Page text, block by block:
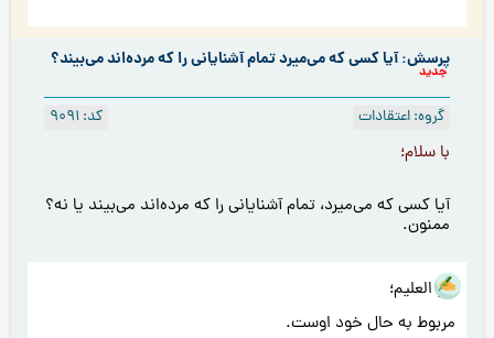
پرسش: آیا كسى كه می‌میرد تمام آشنايانى را كه مرده‌اند می‌بيند؟
جدید
کد: 9091 گروه: اعتقادات
با سلام؛
آیا كسى كه می‌میرد، تمام آشنايانى را كه مرده‌اند می‌بيند يا نه؟
ممنون.
هو العلیم؛
مربوط به حال خود اوست.